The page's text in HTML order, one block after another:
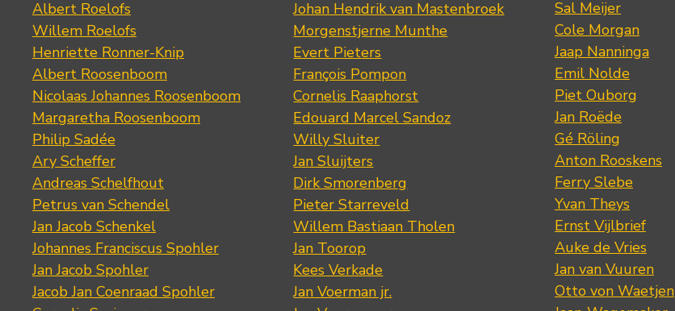
Albert Roelofs
Willem Roelofs
Henriette Ronner-Knip
Albert Roosenboom
Nicolaas Johannes Roosenboom
Margaretha Roosenboom
Philip Sadée
Ary Scheffer
Andreas Schelfhout
Petrus van Schendel
Jan Jacob Schenkel
Johannes Franciscus Spohler
Jan Jacob Spohler
Jacob Jan Coenraad Spohler
Johan Hendrik van Mastenbroek
Morgenstjerne Munthe
Evert Pieters
François Pompon
Cornelis Raaphorst
Edouard Marcel Sandoz
Willy Sluiter
Jan Sluijters
Dirk Smorenberg
Pieter Starreveld
Willem Bastiaan Tholen
Jan Toorop
Kees Verkade
Jan Voerman jr.
Sal Meijer
Cole Morgan
Jaap Nanninga
Emil Nolde
Piet Ouborg
Jan Roëde
Gé Röling
Anton Rooskens
Ferry Slebe
Yvan Theys
Ernst Vijlbrief
Auke de Vries
Jan van Vuuren
Otto von Waetjen